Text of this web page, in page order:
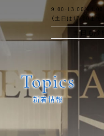
9:00-13:00/
（土日は17:00まで）
土日も
Topics
新着情報